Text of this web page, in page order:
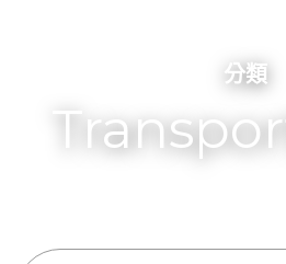
分類